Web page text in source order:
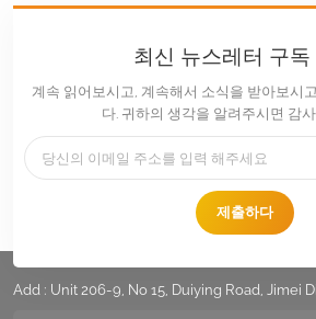
최신 뉴스레터 구독
계속 읽어보시고, 계속해서 소식을 받아보시
다. 귀하의 생각을 알려주시면 감
제출하다
이메일 :
Add : Unit 206-9, No 15, Duiying Road, Jimei